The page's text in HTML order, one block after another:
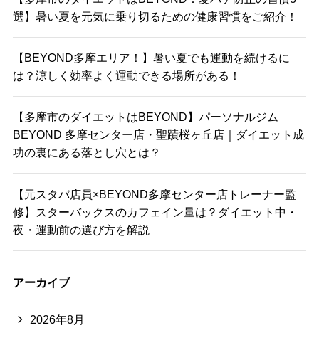
選】暑い夏を元気に乗り切るための健康習慣をご紹介！
【BEYOND多摩エリア！】暑い夏でも運動を続けるに
は？涼しく効率よく運動できる場所がある！
【多摩市のダイエットはBEYOND】パーソナルジム
BEYOND 多摩センター店・聖蹟桜ヶ丘店｜ダイエット成
功の裏にある落とし穴とは？
【元スタバ店員×BEYOND多摩センター店トレーナー監
修】スターバックスのカフェイン量は？ダイエット中・
夜・運動前の選び方を解説
アーカイブ
2026年8月